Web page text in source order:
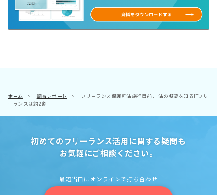
ホーム > 調査レポート >
フリーランス保護新法施行目前、 法の概要を知るITフリ
ーランスは約2割
初めてのフリーランス活用に関する疑問も
お気軽にご相談ください。
最短当日にオンラインで打ち合わせ